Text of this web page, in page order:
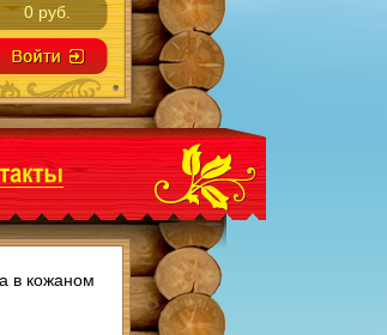
0 руб.
в кожаном